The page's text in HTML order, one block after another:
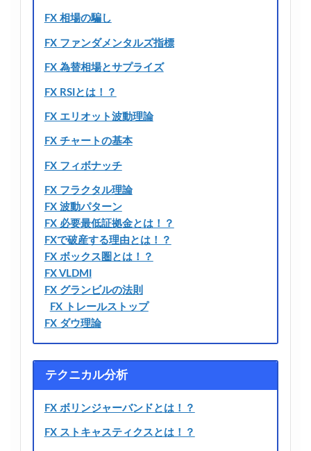
FX 相場の騙し
FX ファンダメンタルズ指標
FX 為替相場とサプライズ
FX RSIとは！？
FX エリオット波動理論
FX チャートの基本
FX フィボナッチ
FX フラクタル理論
FX 波動パターン
FX 必要最低証拠金とは！？
FXで破産する理由とは！？
FX ボックス圏とは！？
FX VLDMI
FX グランビルの法則
FX トレールストップ
FX ダウ理論
テクニカル分析
FX ボリンジャーバンドとは！？
FX ストキャスティクスとは！？